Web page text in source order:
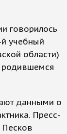
говорилось
учебный
области)
родившемся
данными о
Пресс-
Песков